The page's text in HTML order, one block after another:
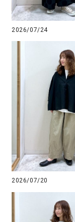
2026/07/24
2026/07/20